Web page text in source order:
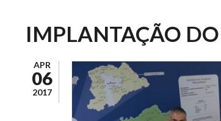
IMPLANTAÇÃO
APR
06
2017